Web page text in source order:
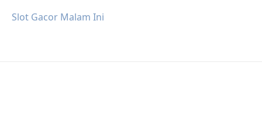
Slot Gacor Malam Ini